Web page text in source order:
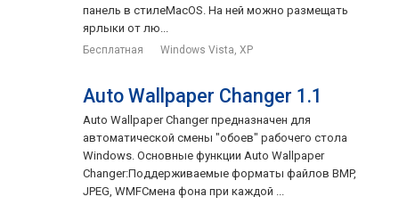
панель в стилеMacOS. На ней можно размещать
ярлыки от лю...
Бесплатная Windows Vista, XP
Auto Wallpaper Changer 1.1
Auto Wallpaper Changer предназначен для
автоматической смены "обоев" рабочего стола
Windows. Основные функции Auto Wallpaper
Changer:Поддерживаемые форматы файлов BMP,
JPEG, WMFСмена фона при каждой ...